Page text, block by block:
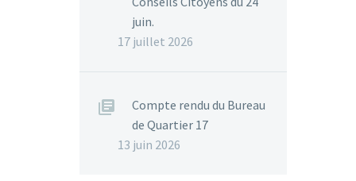
juin.
17 juillet 2026
Compte rendu du Bureau
de Quartier 17
13 juin 2026